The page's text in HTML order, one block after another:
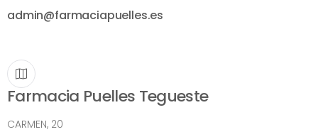
admin@farmaciapuelles.es
Farmacia Puelles Tegueste
CARMEN, 20